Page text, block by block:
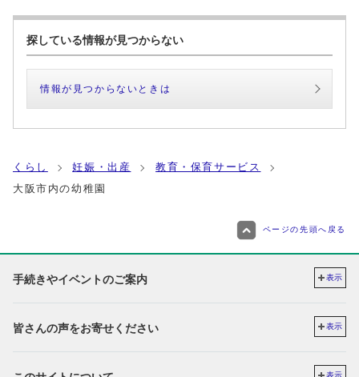
探している情報が見つからない
情報が見つからないときは
くらし 妊娠・出産
教育・保育サービス
大阪市内の幼稚園
ページの先頭へ戻る
手続きやイベントのご案内 表示
皆さんの声をお寄せください 表示
表示